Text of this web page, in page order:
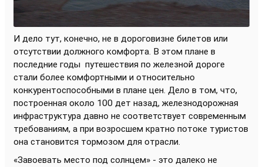
И дело тут, конечно, не в дороговизне билетов или
отсутствии должного комфорта. В этом плане в
последние годы путешествия по железной дороге
стали более комфортными и относительно
конкурентоспособными в плане цен. Дело в том, что,
построенная около 100 дет назад, железнодорожная
инфраструктура давно не соответствует современным
требованиям, а при возросшем кратно потоке туристов
она становится тормозом для отрасли.
«Завоевать место под солнцем» - это далеко не